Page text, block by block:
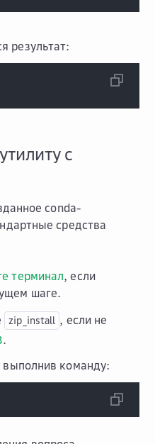
результат:
с
conda-
средства
терминал, если
шаге.
zip_install , если не
.
выполнив команду: